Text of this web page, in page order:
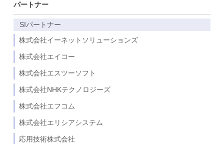
パートナー
SIパートナー
株式会社イーネットソリューションズ
株式会社エイコー
株式会社エスツーソフト
株式会社NHKテクノロジーズ
株式会社エフコム
株式会社エリシアシステム
応用技術株式会社